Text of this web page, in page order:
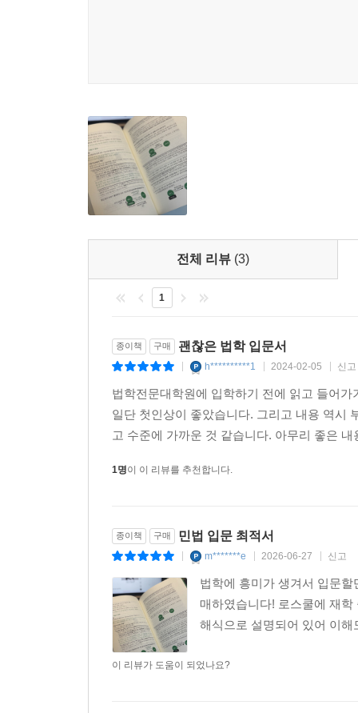
전체 리뷰 (3)
1
종이책 구매 괜찮은 법학 입문서
h**********1 2024-02-05 신고
법학전문대학원에 입학하기 전에 읽고 들어
일단 첫인상이 좋았습니다. 그리고 내용 역시
고 수준에 가까운 것 같습니다. 아무리 좋은
1명이 이 리뷰를 추천합니다.
종이책 구매 민법 입문 최적서
m*******e 2026-06-27 신고
법학에 흥미가 생겨서 입문
매하였습니다! 로스쿨에 재
해식으로 설명되어 있어 이
이 리뷰가 도움이 되었나요?